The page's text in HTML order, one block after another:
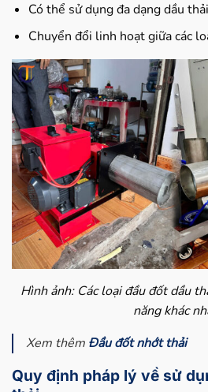
Có thể sử dụng đa dạng dầu
Chuyển đổi linh hoạt giữa các
Hình ảnh: Các loại đầu đốt dầu
năng khác
Xem thêm Đầu đốt nhớt thải
Quy định pháp lý về sử